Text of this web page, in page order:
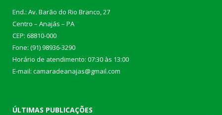
End.: Av. Barão do Rio Branco, 27
Centro – Anajás – PA
CEP: 68810-000
Fone: (91) 98936-3290
Horário de atendimento: 07:30 às 13:00
E-mail: camaradeanajas@gmail.com
ÚLTIMAS PUBLICAÇÕES